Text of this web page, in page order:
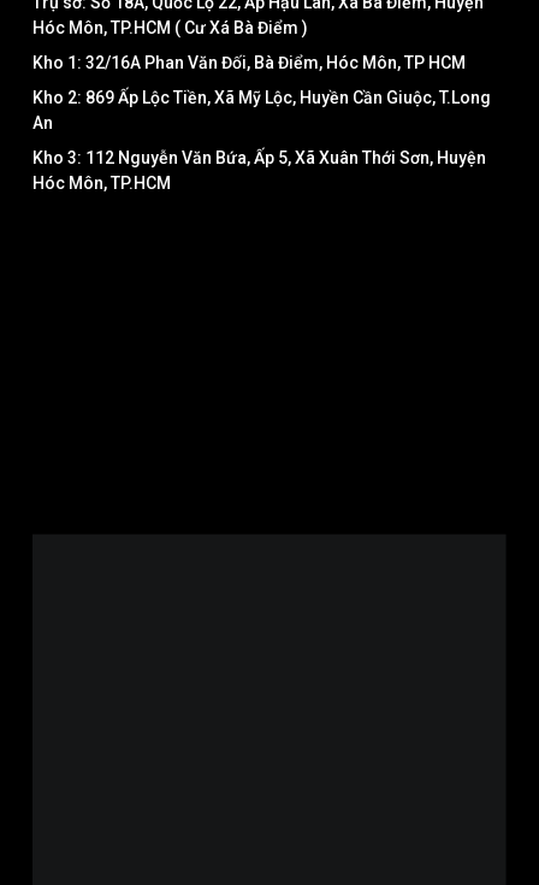
Hóc Môn, TP.HCM ( Cư Xá Bà Điểm )
Kho 1: 32/16A Phan Văn Đối, Bà Điểm, Hóc Môn, TP HCM
Kho 2: 869 Ấp Lộc Tiền, Xã Mỹ Lộc, Huyền Cần Giuộc, T.Long
An
Kho 3: 112 Nguyễn Văn Bứa, Ấp 5, Xã Xuân Thới Sơn, Huyện
Hóc Môn, TP.HCM